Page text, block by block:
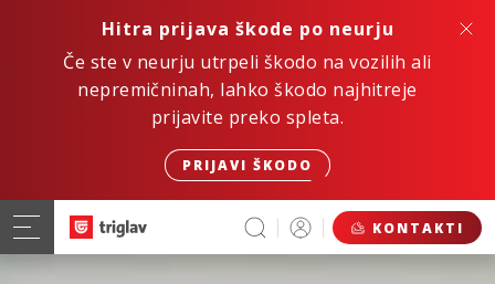
Hitra prijava škode po neurju
Če ste v neurju utrpeli škodo na vozilih ali
nepremičninah, lahko škodo najhitreje
prijavite preko spleta.
PRIJAVI ŠKODO
KONTAKTI